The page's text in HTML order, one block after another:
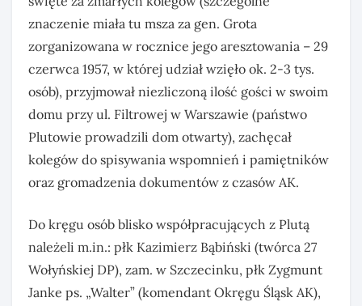
znaczenie miała tu msza za gen. Grota
zorganizowana w rocznice jego aresztowania – 29
czerwca 1957, w której udział wzięło ok. 2-3 tys.
osób), przyjmował niezliczoną ilość gości w swoim
domu przy ul. Filtrowej w Warszawie (państwo
Plutowie prowadzili dom otwarty), zachęcał
kolegów do spisywania wspomnień i pamiętników
oraz gromadzenia dokumentów z czasów AK.
Do kręgu osób blisko współpracujących z Plutą
należeli m.in.: płk Kazimierz Bąbiński (twórca 27
Wołyńskiej DP), zam. w Szczecinku, płk Zygmunt
Janke ps. „Walter” (komendant Okręgu Śląsk AK),